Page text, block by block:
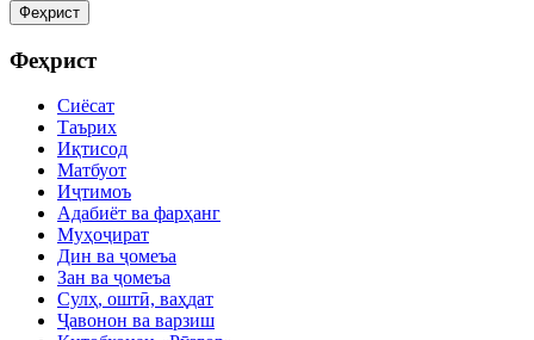
Феҳрист
Феҳрист
Сиёсат
Таърих
Иқтисод
Матбуот
Иҷтимоъ
Адабиёт ва фарҳанг
Муҳоҷират
Дин ва ҷомеъа
Зан ва ҷомеъа
Сулҳ, оштӣ, ваҳдат
Ҷавонон ва варзиш